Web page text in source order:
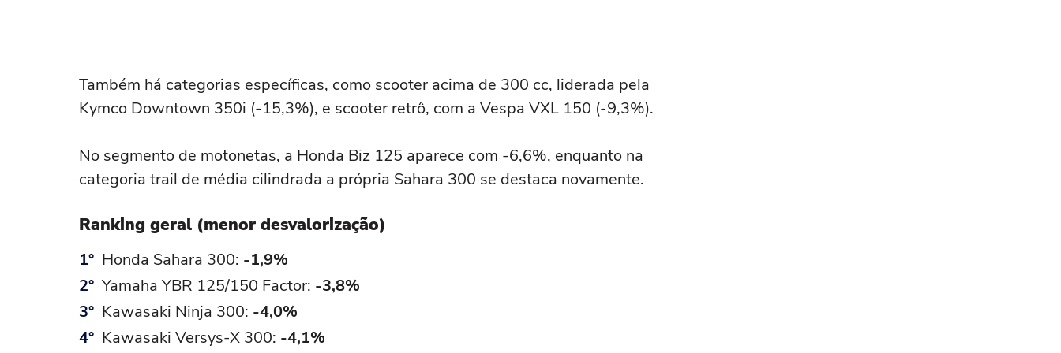
Também há categorias específicas, como scooter acima de 300 cc, liderada pela
Kymco Downtown 350i (-15,3%), e scooter retrô, com a Vespa VXL 150 (-9,3%).
No segmento de motonetas, a Honda Biz 125 aparece com -6,6%, enquanto na
categoria trail de média cilindrada a própria Sahara 300 se destaca novamente.
Ranking geral (menor desvalorização)
Honda Sahara 300: -1,9%
Yamaha YBR 125/150 Factor: -3,8%
Kawasaki Ninja 300: -4,0%
Kawasaki Versys-X 300: -4,1%